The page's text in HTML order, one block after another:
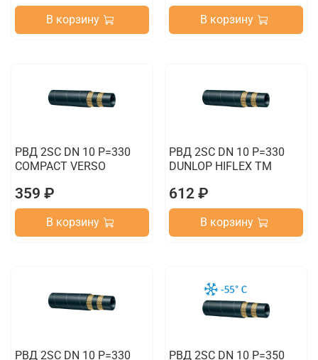
В корзину В корзину
РВД 2SC DN 10 P=330
COMPACT VERSO
359 ₽
В корзину
РВД 2SC DN 10 P=330
DUNLOP HIFLEX TM
612 ₽
В корзину
РВД 2SC DN 10 P=330 РВД 2SC DN 10 P=350